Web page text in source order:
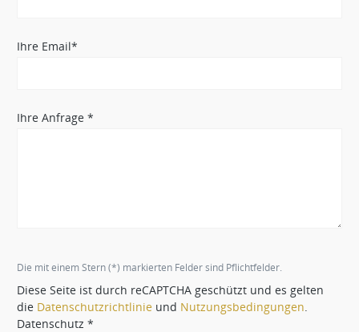
Ihre Email*
Ihre Anfrage *
Die mit einem Stern (*) markierten Felder sind Pflichtfelder.
Diese Seite ist durch reCAPTCHA geschützt und es gelten
die Datenschutzrichtlinie und Nutzungsbedingungen
Datenschutz *